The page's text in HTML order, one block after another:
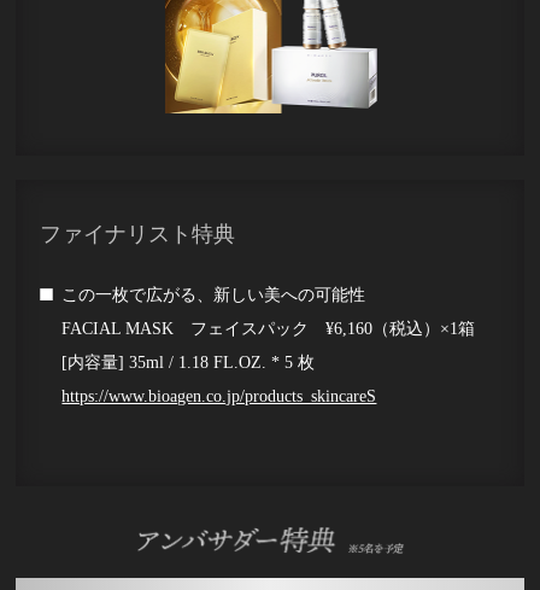
ファイナリスト特典
この一枚で広がる、新しい美への可能性
FACIAL MASK フェイスパック ¥6,160（税込）×1箱
[内容量] 35ml / 1.18 FL.OZ. * 5 枚
https://www.bioagen.co.jp/products_skincareS